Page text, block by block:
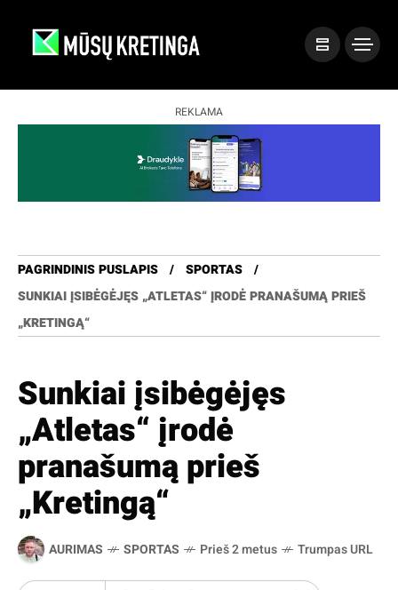
REKLAMA
PAGRINDINIS PUSLAPIS
SPORTAS
SUNKIAI ĮSIBĖGĖJĘS „ATLETAS“ ĮRODĖ PRANAŠUMĄ PRIEŠ
„KRETINGĄ“
Sunkiai įsibėgėjęs
„Atletas“ įrodė
pranašumą prieš
„Kretingą“
AURIMAS SPORTAS Prieš 2 metus Trumpas URL